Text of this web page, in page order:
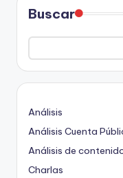
Buscar
Análisis
Análisis Cuenta
Análisis de
Charlas